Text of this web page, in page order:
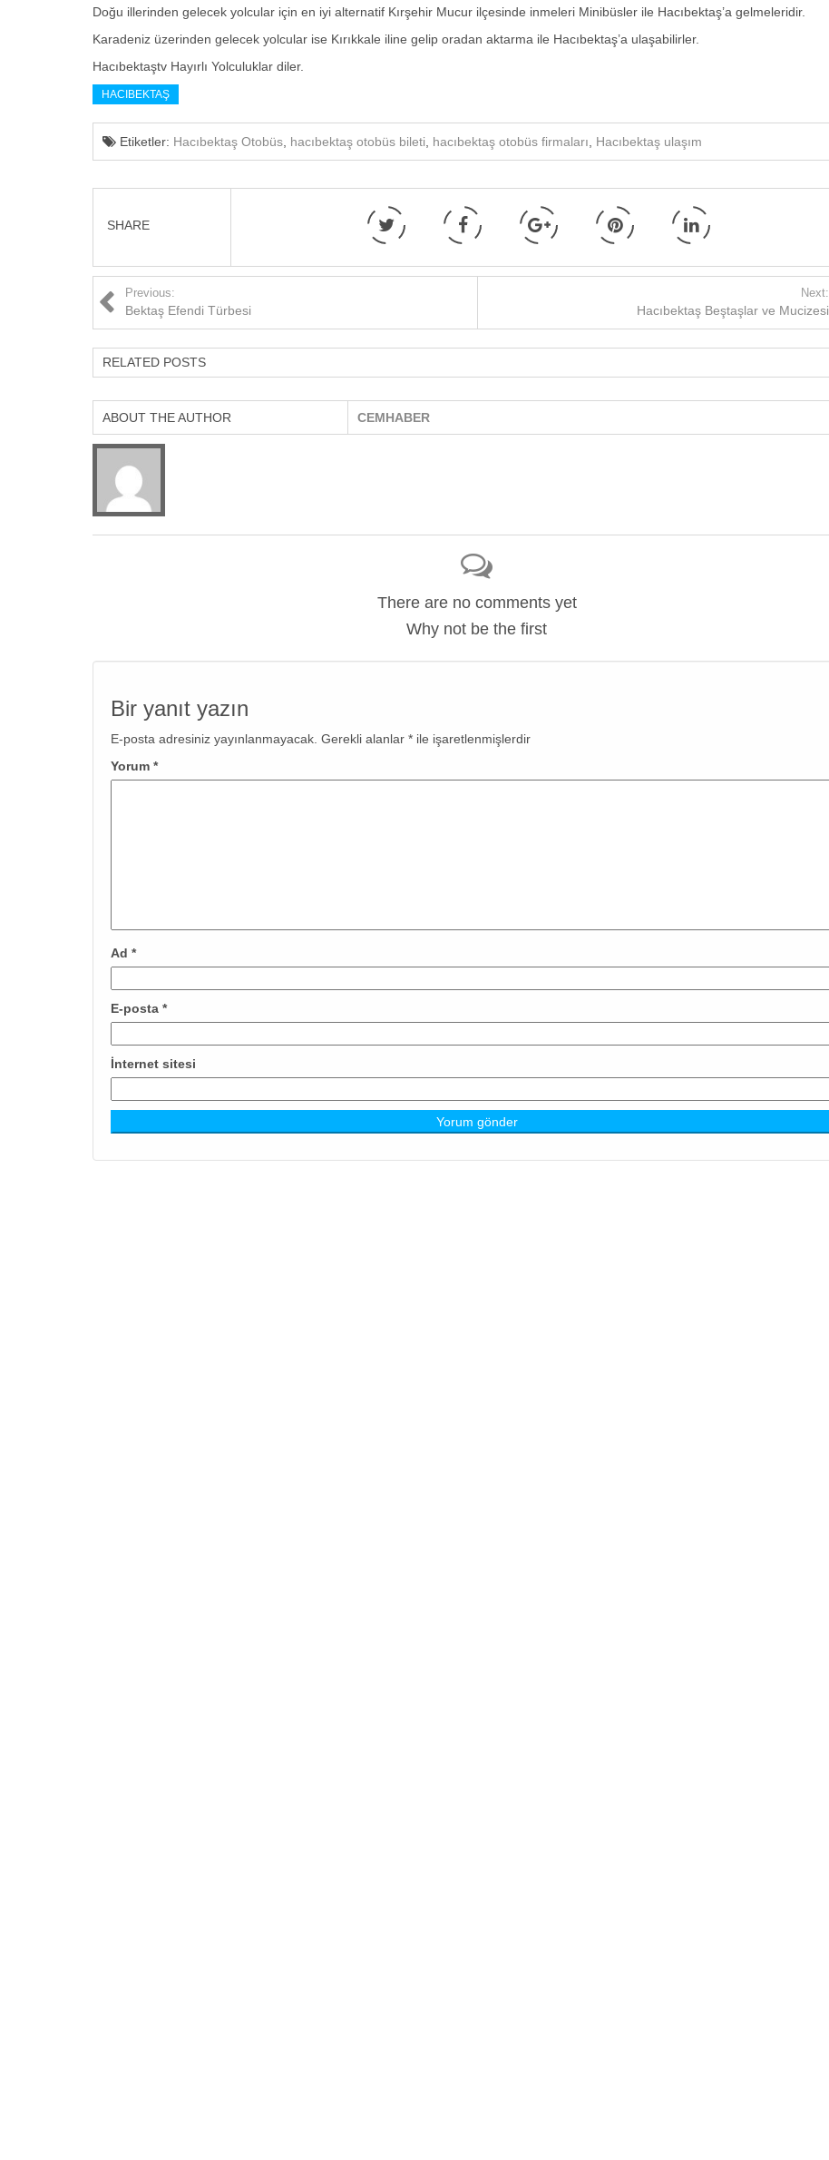
Doğu illerinden gelecek yolcular için en iyi alternatif Kırşehir Mucur ilçesinde inmeleri Minibüsler ile Hacıbektaş’a gelmeleridir.
Karadeniz üzerinden gelecek yolcular ise Kırıkkale iline gelip oradan aktarma ile Hacıbektaş’a ulaşabilirler.
Hacıbektaştv Hayırlı Yolculuklar diler.
HACIBEKTAŞ
Etiketler: Hacıbektaş Otobüs, hacıbektaş otobüs bileti, hacıbektaş otobüs firmaları, Hacıbektaş ulaşım
SHARE
Previous:
Bektaş Efendi Türbesi
Next:
Hacıbektaş Beştaşlar ve Mucizesi
RELATED POSTS
ABOUT THE AUTHOR CEMHABER
There are no comments yet
Why not be the first
Bir yanıt yazın
E-posta adresiniz yayınlanmayacak. Gerekli alanlar * ile işaretlenmişlerdir
Yorum *
Ad *
E-posta *
İnternet sitesi